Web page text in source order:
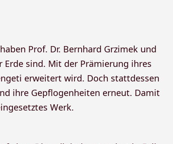
Prof. Dr. Bernhard Grzimek und
sind. Mit der Prämierung ihres
erweitert wird. Doch stattdessen
ihre Gepflogenheiten erneut. Damit
Werk.